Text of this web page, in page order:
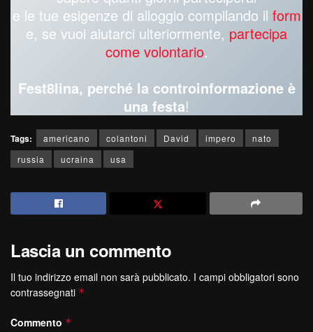
e le tue esigenze di alloggio compilando il form
e, se vuoi aiutarci ulteriormente, partecipa
come volontario.
Fest8lina, perché la controinformazione è
una festa!
Tags: americano colantoni David impero
nato
russia
ucraina usa
Lascia un commento
Il tuo indirizzo email non sarà pubblicato. I campi obbligatori sono
contrassegnati *
Commento *